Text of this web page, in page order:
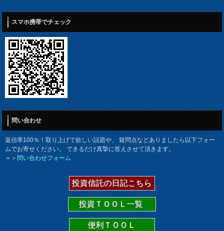
スマホ携帯でチェック
問い合わせ
返信率100％！取り上げて欲しい話題や、 疑問点などありましたら以下フォー
ムでお寄せください。 できるだけ真摯に答えさせて頂きます。
＝＞問い合わせフォーム
投資信託の日記こちら
投資ＴＯＯＬ一覧
便利ＴＯＯＬ